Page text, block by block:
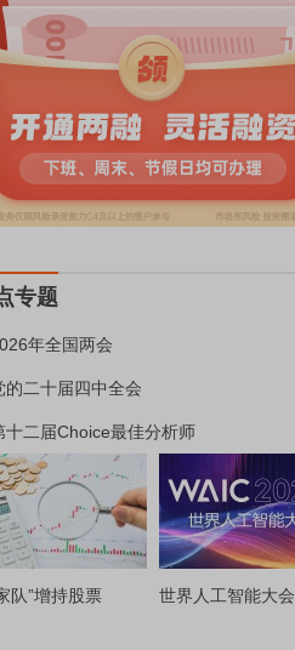
专题
年全国两会
的二十届四中全会
十二届Choice最佳分析师
队”增持股票 世界人工智能大会